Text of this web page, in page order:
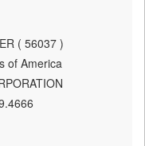
( 56037 )
of America